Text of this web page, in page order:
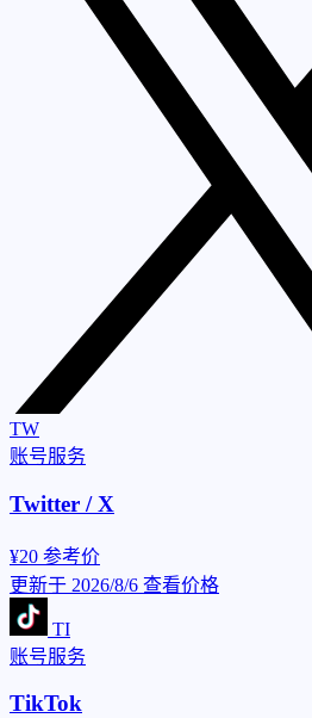
TW
账号服务
Twitter / X
¥20 参考价
更新于 2026/8/6 查看价格
TI
账号服务
TikTok